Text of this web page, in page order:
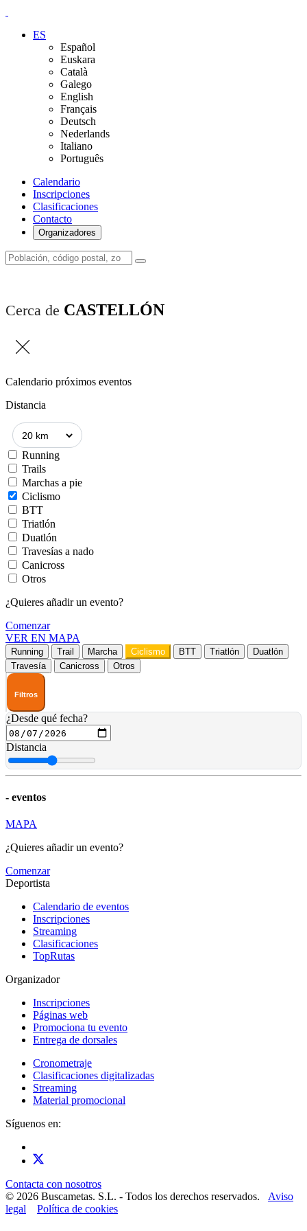
ES
Español
Euskara
Català
Galego
English
Français
Deutsch
Nederlands
Italiano
Português
Calendario
Inscripciones
Clasificaciones
Contacto
Organizadores
Cerca de CASTELLÓN
Calendario próximos eventos
Distancia
Running
Trails
Marchas a pie
Ciclismo
BTT
Triatlón
Duatlón
Travesías a nado
Canicross
Otros
¿Quieres añadir un evento?
Comenzar
VER EN MAPA
Running Trail Marcha Ciclismo BTT Triatlón
Duatlón
Travesía
Canicross Otros
Filtros
¿Desde qué fecha?
Distancia
- eventos
MAPA
¿Quieres añadir un evento?
Comenzar
Deportista
Calendario de eventos
Inscripciones
Streaming
Clasificaciones
TopRutas
Organizador
Inscripciones
Páginas web
Promociona tu evento
Entrega de dorsales
Cronometraje
Clasificaciones digitalizadas
Streaming
Material promocional
Síguenos en:
Contacta con nosotros
© 2026 Buscametas. S.L. - Todos los derechos reservados. Aviso
legal
Política de cookies